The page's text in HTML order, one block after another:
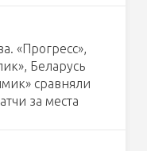
«Прогресс»,
Беларусь
сравняли
за места